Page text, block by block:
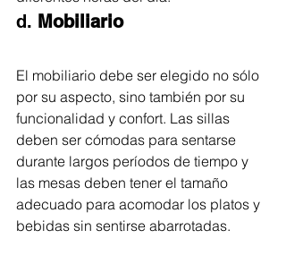
d. Mobiliario
El mobiliario debe ser elegido no sólo
por su aspecto, sino también por su
funcionalidad y confort. Las sillas
deben ser cómodas para sentarse
durante largos períodos de tiempo y
las mesas deben tener el tamaño
adecuado para acomodar los platos y
bebidas sin sentirse abarrotadas.